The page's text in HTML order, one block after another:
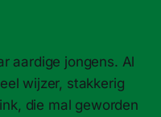
aardige jongens. Al
wijzer, stakkerig
die mal geworden